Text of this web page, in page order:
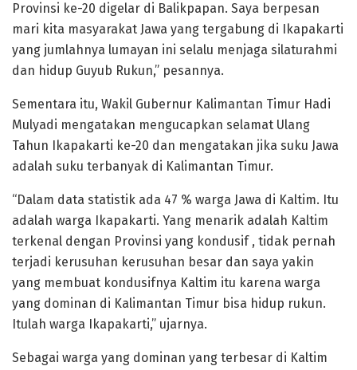
Provinsi ke-20 digelar di Balikpapan. Saya berpesan
mari kita masyarakat Jawa yang tergabung di Ikapakarti
yang jumlahnya lumayan ini selalu menjaga silaturahmi
dan hidup Guyub Rukun,” pesannya.
Sementara itu, Wakil Gubernur Kalimantan Timur Hadi
Mulyadi mengatakan mengucapkan selamat Ulang
Tahun Ikapakarti ke-20 dan mengatakan jika suku Jawa
adalah suku terbanyak di Kalimantan Timur.
“Dalam data statistik ada 47 % warga Jawa di Kaltim. Itu
adalah warga Ikapakarti. Yang menarik adalah Kaltim
terkenal dengan Provinsi yang kondusif , tidak pernah
terjadi kerusuhan kerusuhan besar dan saya yakin
yang membuat kondusifnya Kaltim itu karena warga
yang dominan di Kalimantan Timur bisa hidup rukun.
Itulah warga Ikapakarti,” ujarnya.
Sebagai warga yang dominan yang terbesar di Kaltim